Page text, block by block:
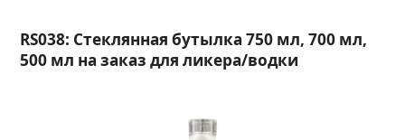
RS038: Стеклянная бутылка 750 мл, 700 мл,
500 мл на заказ для ликера/водки